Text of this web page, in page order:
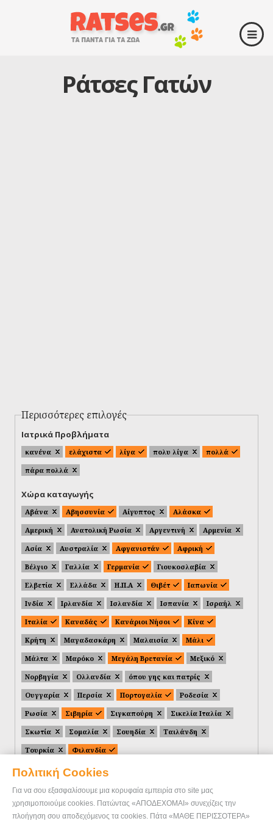
Πολιτική Cookies
Για να σου εξασφαλίσουμε μια κορυφαία εμπειρία στο site μας
χρησιμοποιούμε cookies. Πατώντας «ΑΠΟΔΕΧΟΜΑΙ» συνεχίζεις την
πλοήγηση σου αποδεχόμενος τα cookies. Πάτα «ΜΑΘΕ ΠΕΡΙΣΣΟΤΕΡΑ»
Ράτσες Γατών
Περισσότερες επιλογές
Ιατρικά Προβλήματα
κανένα ελάχιστα λίγα πολυ λίγα
πολλά
πάρα πολλά
Χώρα καταγωγής
Αβάνα Αβησσυνία Αίγυπτος
Αλάσκα
Αμερική
Ανατολική Ρωσία Αργεντινή
Αρμενία
Ασία
Αυστραλία Αφγανιστάν
Αφρική
Βέλγιο
Γαλλία Γερμανία
Γιουκοσλαβία
Ελβετία
Ελλάδα Η.Π.Α Θιβέτ
Ιαπωνία
Ινδία
Ιρλανδία Ισλανδία Ισπανία
Ισραήλ
Ιταλία
Καναδάς Κανάριοι Νήσοι
Κίνα
Κρήτη
Μαγαδασκάρη Μαλαισία
Μάλι
Μάλτα
Μαρόκο Μεγάλη Βρετανία
Μεξικό
Νορβηγία
Ολλανδία
όπου γης και πατρίς
Ουγγαρία
Περσία Πορτογαλία
Ροδεσία
Ρωσία
Σιβηρία Σιγκαπούρη
Σικελία Ιταλία
Σκωτία
Σομαλία Σουηδία
Ταιλάνδη
Τουρκία
Φιλανδία